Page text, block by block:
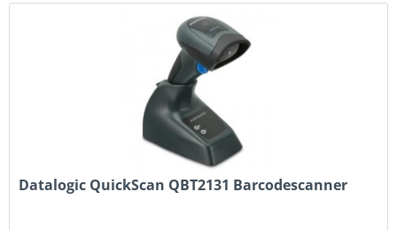
Datalogic QuickScan QBT2131 Barcodescanner